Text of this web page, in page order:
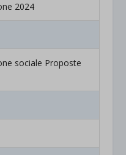
2024
sociale Proposte